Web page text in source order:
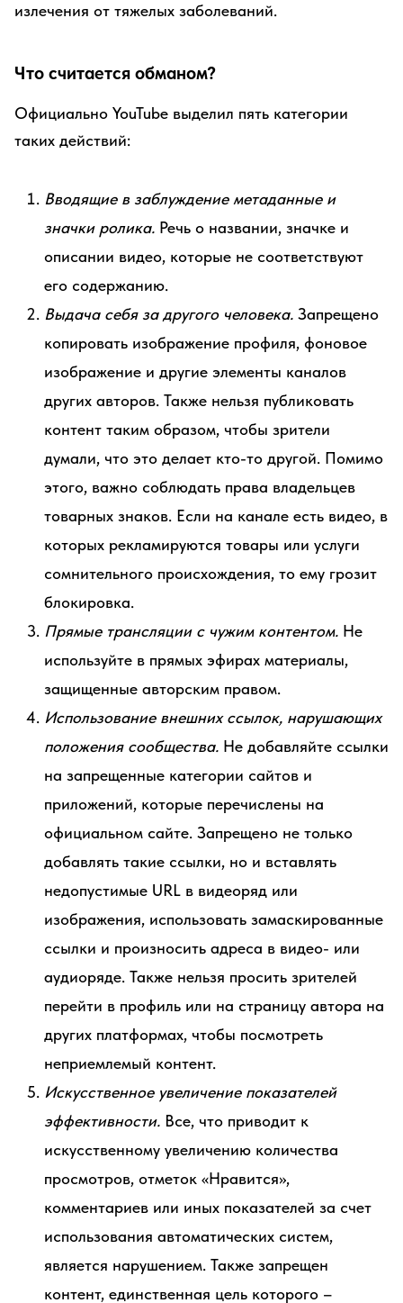
излечения от тяжелых заболеваний.
Что считается обманом?
Официально YouTube выделил пять категории
таких действий:
Вводящие в заблуждение метаданные и
значки ролика. Речь о названии, значке и
описании видео, которые не соответствуют
его содержанию.
Выдача себя за другого человека. Запрещено
копировать изображение профиля, фоновое
изображение и другие элементы каналов
других авторов. Также нельзя публиковать
контент таким образом, чтобы зрители
думали, что это делает кто-то другой. Помимо
этого, важно соблюдать права владельцев
товарных знаков. Если на канале есть видео, в
которых рекламируются товары или услуги
сомнительного происхождения, то ему грозит
блокировка.
Прямые трансляции с чужим контентом. Не
используйте в прямых эфирах материалы,
защищенные авторским правом.
Использование внешних ссылок, нарушающих
положения сообщества. Не добавляйте ссылки
на запрещенные категории сайтов и
приложений, которые перечислены на
официальном сайте. Запрещено не только
добавлять такие ссылки, но и вставлять
недопустимые URL в видеоряд или
изображения, использовать замаскированные
ссылки и произносить адреса в видео- или
аудиоряде. Также нельзя просить зрителей
перейти в профиль или на страницу автора на
других платформах, чтобы посмотреть
неприемлемый контент.
Искусственное увеличение показателей
эффективности. Все, что приводит к
искусственному увеличению количества
просмотров, отметок «Нравится»,
комментариев или иных показателей за счет
использования автоматических систем,
является нарушением. Также запрещен
контент, единственная цель которого –